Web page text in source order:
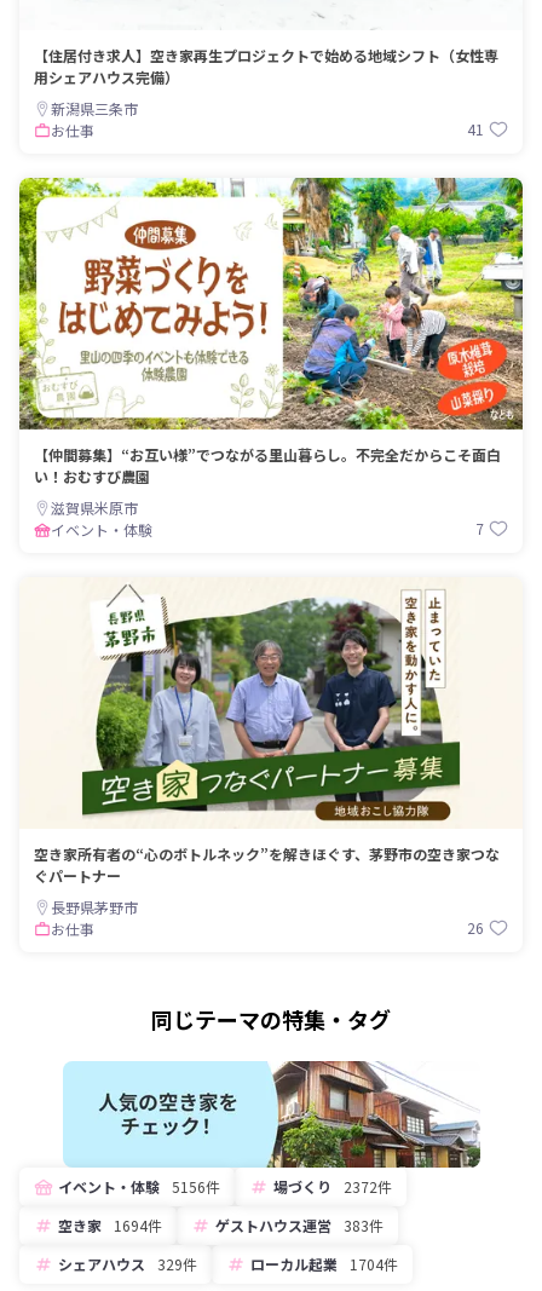
【住居付き求人】空き家再生プロジェクトで始める地域シフト（女性専
用シェアハウス完備）
新潟県三条市
お仕事
41
【仲間募集】“お互い様”でつながる里山暮らし。不完全だからこそ面白
い！おむすび農園
滋賀県米原市
イベント・体験
7
空き家所有者の“心のボトルネック”を解きほぐす、茅野市の空き家つな
ぐパートナー
長野県茅野市
お仕事
26
同じテーマの特集・タグ
イベント・体験 5156件 場づくり
2372件
空き家
1694件 ゲストハウス運営 383件
シェアハウス
329件 ローカル起業 1704件